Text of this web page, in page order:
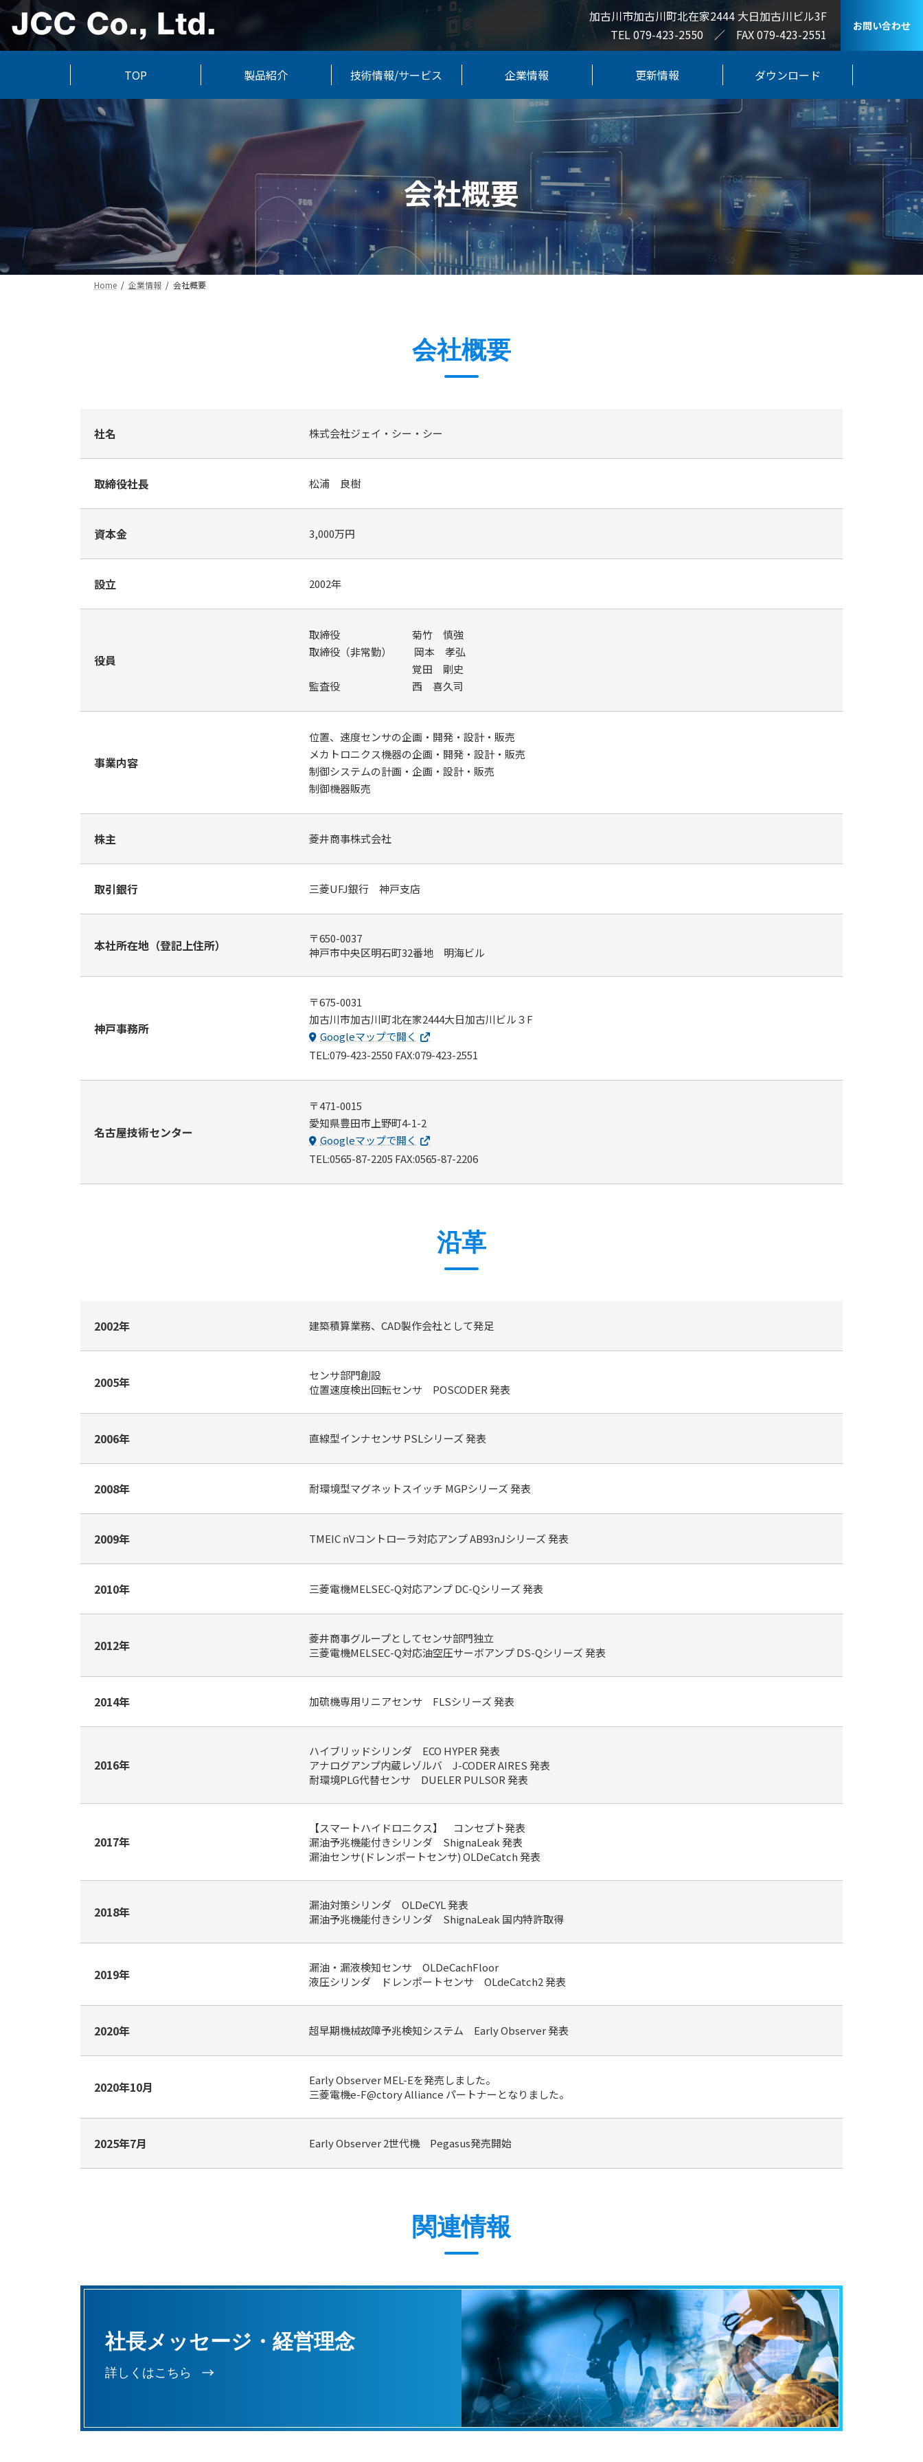
コ
テ
キ
ナ
ゲ
に
加古川市加古川町北在家2444 大日加古川ビル3F
TEL 079-423-2550 ／ FAX 079-423-2551
お問い合わせ
TOP 製品紹介 技術情報/サービス 企業情報 更新情報 ダウンロード
会社概要
Home 企業情報 会社概要
会社概要
社名 株式会社ジェイ・シー・シー
取締役社長 松浦 良樹
資本金 3,000万円
設立 2002年
役員
取締役
菊竹 慎強
取締役（非常勤）
岡本 孝弘
覚田 剛史
監査役
西 喜久司
事業内容
位置、速度センサの企画・開発・設計・販売
メカトロニクス機器の企画・開発・設計・販売
制御システムの計画・企画・設計・販売
制御機器販売
株主 菱井商事株式会社
取引銀行 三菱UFJ銀行 神戸支店
本社所在地（登記上住所）
〒650-0037
神戸市中央区明石町32番地 明海ビル
神戸事務所
〒675-0031
加古川市加古川町北在家2444大日加古川ビル３F
Googleマップで開く
TEL:079-423-2550 FAX:079-423-2551
名古屋技術センター
〒471-0015
愛知県豊田市上野町4-1-2
Googleマップで開く
TEL:0565-87-2205 FAX:0565-87-2206
沿革
2002年 建築積算業務、CAD製作会社として発足
2005年
センサ部門創設
位置速度検出回転センサ POSCODER 発表
2006年 直線型インナセンサ PSLシリーズ 発表
2008年 耐環境型マグネットスイッチ MGPシリーズ 発表
2009年 TMEIC nVコントローラ対応アンプ AB93nJシリーズ 発表
2010年 三菱電機MELSEC-Q対応アンプ DC-Qシリーズ 発表
2012年
菱井商事グループとしてセンサ部門独立
三菱電機MELSEC-Q対応油空圧サーボアンプ DS-Qシリーズ 発表
2014年 加硫機専用リニアセンサ FLSシリーズ 発表
2016年
ハイブリッドシリンダ ECO HYPER 発表
アナログアンプ内蔵レゾルバ J-CODER AIRES 発表
耐環境PLG代替センサ DUELER PULSOR 発表
2017年
【スマートハイドロニクス】 コンセプト発表
漏油予兆機能付きシリンダ ShignaLeak 発表
漏油センサ(ドレンポートセンサ) OLDeCatch 発表
2018年
漏油対策シリンダ OLDeCYL 発表
漏油予兆機能付きシリンダ ShignaLeak 国内特許取得
2019年
漏油・漏液検知センサ OLDeCachFloor
液圧シリンダ ドレンポートセンサ OLdeCatch2 発表
2020年 超早期機械故障予兆検知システム Early Observer 発表
2020年10月
Early Observer MEL-Eを発売しました。
三菱電機e-F@ctory Alliance パートナーとなりました。
2025年7月 Early Observer 2世代機 Pegasus発売開始
関連情報
社長メッセージ・経営理念
詳しくはこちら